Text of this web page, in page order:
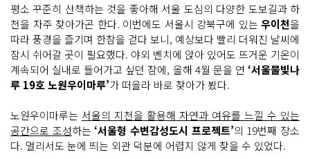
평소 꾸준히 산책하는 것을 좋아해 서울 도심의 다양한 도보길과 하
천을 자주 찾아가곤 한다. 이번에도 서울시 강북구에 있는 우이천을
따라 풍경을 즐기며 한참을 걷다 보니, 예상보다 빨리 더워진 날씨에
잠시 쉬어갈 곳이 필요했다. 야외 벤치에 앉아 있어도 뜨거운 기온이
계속되어 실내로 들어가고 싶던 참에, 올해 4월 문을 연 ‘서울물빛나
루 19호 노원우이마루’가 떠올라 바로 찾아가 봤다.
노원우이마루는 서울의 지천을 활용해 자연과 여유를 느낄 수 있는
공간으로 조성하는 ‘서울형 수변감성도시 프로젝트’의 19번째 장소
다. 멀리서도 눈에 띄는 외관 덕분에 어렵지 않게 찾을 수 있었다.